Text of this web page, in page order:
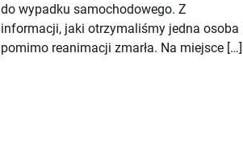
do wypadku samochodowego. Z
informacji, jaki otrzymaliśmy jedna osoba
pomimo reanimacji zmarła. Na miejsce […]